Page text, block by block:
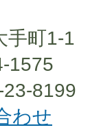
手町1-1
1575
8199
わせ